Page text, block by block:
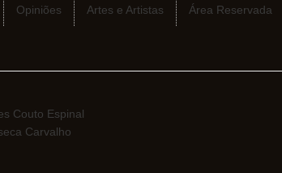
Opiniões Artes e Artistas Área Reservada
Couto Espinal
Carvalho